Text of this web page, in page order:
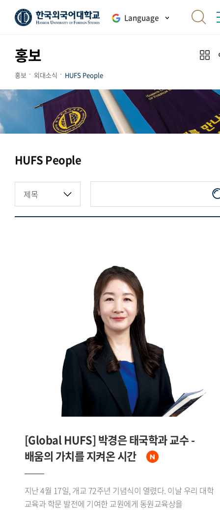
Language
홍보
홍보 외대소식 HUFS People
HUFS People
[Global HUFS] 박경은 태국학과 교수 -
배움의 가치를 지켜온 시간
지난 4월 17일, 개교 72주년 기념식이 열렸다. 이날 우리 대학
교육과 학문 발전에 기여한 교원에게 동원교육상을